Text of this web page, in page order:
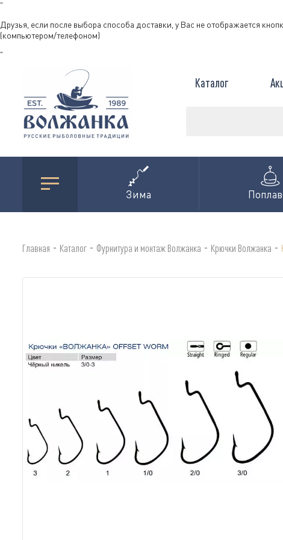
"
Друзья, если после выбора способа доставки, у Вас не отображается
(компьютером/телефоном)
"
Каталог
Зима
Главная - Каталог - Фурнитура и монтаж Волжанка - Крючки Волжанка -